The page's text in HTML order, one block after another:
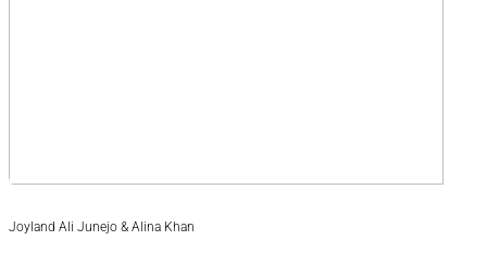
Joyland Ali Junejo & Alina Khan